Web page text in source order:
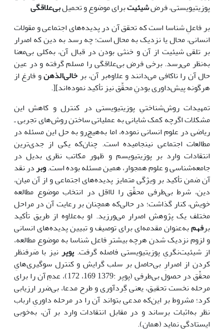
پوزیتیویستی، فرضشیئیتبرای موضوع و تحمیلبی‌علاقگی
بر فاعلِ شناسا است که تحقق آن در پدیده‌های اجتماعی و مقولات
انسانی، محال یا نزدیک به محال است؛ چه رسد به دین که اصرار
بر تلقی شیئیت از آن و خنثی بودن در قبال آن، به‌کلی بی‌معنا
به‌نظر می‌رسد. برخی فرض بی‌علاقگی را مسلم گرفته و در عین
حال آن را ناکافی می‌دانند و علاوه‌بر آن، برخالی‌الذهنو فارغ از
هرگونه پیش‌داوری بودنِ محقِّق نیز تأکید نموده‌اند][.
تمهیدات روش‌شناختیِ پوزیتیویستی در کنترل و کاهش این
مشکلات اگرچه کمک شایانی به عملیاتی ساختن روش‌های تجربی ـ
ریاضی در علوم انسانی نموده، اما به‌هیچ‌رو به حل این مسئله در
مطالعات اجتماعی نینجامیده است. چنان‌که یکی از جدی‌ترین
انتقادات وارد بر پوزیتیویسم و ظهور مکاتب نظری بدیل در
جامعه‌شناسی و علوم همجوار، همین مسئله بوده است.وبردر نقد
آن ضمن تأکید بر ویژگی متمایز پدیده‌های اجتماعی و از آن میان،
دین، شرط بی‌طرفی محقِّق را لااقل در انتخاب موضوع مطالعه
خویش، کنار گذاشت؛ در حالی‌که همچنان بر رعایت آن در مراحل
مختلف یک پژوهش اصرار می‌ورزید. او به‌علاوه از طریق تأکید
برفهمبه‌عنوان مقدمه‌ای برای توصیف و تبیین پدیده‌های انسانی
و لزوم نزدیک شدن هرچه بیشترِ فاعل شناسا به موضوع مطالعه،
از شیئیت‌نگریِ پوزیتیویستی فاصله گرفت.پوپر نیز با صَرفنظر
کردن از اصرارِ بی‌حاصل بر سلب گرایش و کنترل سوگیری‌هایِ
محقِّق در حصول بی‌طرفی (پوپر :1379 169، 172)، عدمِ آن را برای
مرحله نخست تحقیق، یعنی گِردآوری و طرح مدعا، بی‌ضرر ارزیابی
کرد؛ مشروط بر این‌که مدعی بتواند آن را در مرحله داوریِ ارباب
نظر به‌اثبات برساند و در مقابل انتقادات وارد بر آن، به‌خوبی
ایستادگی نماید (همان).